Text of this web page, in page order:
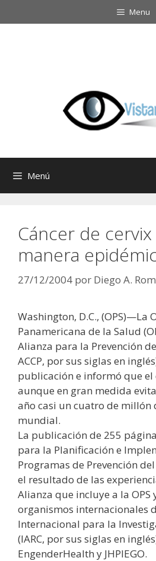
al
Menu
Menú
Cáncer de
manera
27/12/2004 por Diego A.
Washington, D.C., (OPS)—La
Panamericana de la Salud
Alianza para la Prevención
ACCP, por sus siglas en
publicación e informó que el
aunque en gran medida
año casi un cuatro de millón
mundial.
La publicación de 255
para la Planificación e
Programas de Prevención del
el resultado de las
Alianza que incluye a la OPS
organismos internacionales
Internacional para la
(IARC, por sus siglas en
EngenderHealth y JHPIEGO.